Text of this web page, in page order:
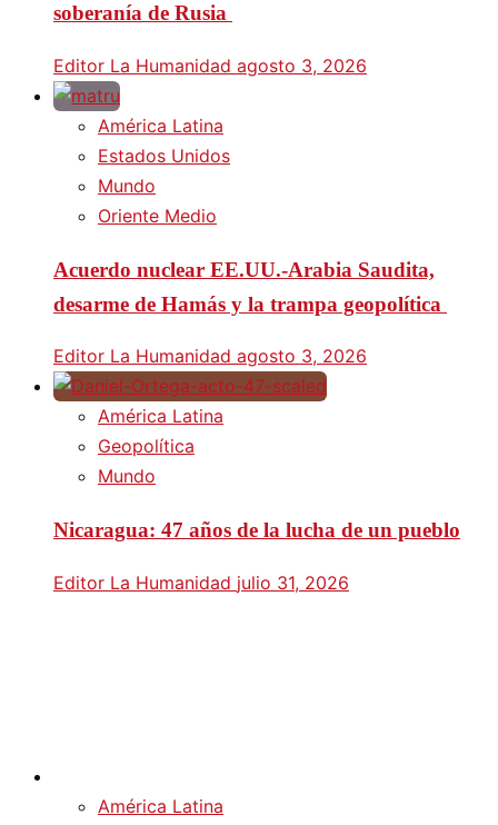
soberanía de Rusia
Editor La Humanidad agosto 3, 2026
América Latina
Estados Unidos
Mundo
Oriente Medio
Acuerdo nuclear EE.UU.-Arabia Saudita,
desarme de Hamás y la trampa geopolítica
Editor La Humanidad agosto 3, 2026
América Latina
Geopolítica
Mundo
Nicaragua: 47 años de la lucha de un pueblo
Editor La Humanidad julio 31, 2026
América Latina